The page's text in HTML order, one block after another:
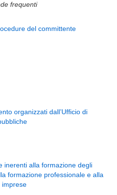
frequenti
del committente
organizzati dall’Ufficio di
inerenti alla formazione degli
formazione professionale e alla
imprese